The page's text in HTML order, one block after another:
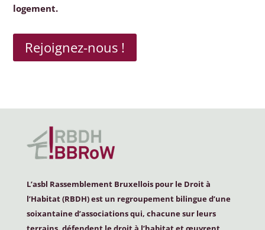
logement.
Rejoignez-nous !
L’asbl Rassemblement Bruxellois pour le Droit à
l’Habitat (RBDH) est un regroupement bilingue d’une
soixantaine d’associations qui, chacune sur leurs